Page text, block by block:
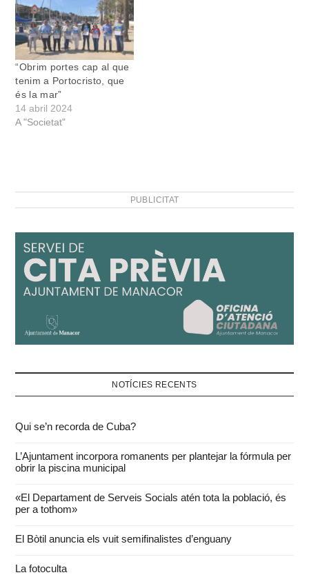
“Obrim portes cap al que
tenim a Portocristo, que
és la mar”
14 abril 2024
A "Societat"
PUBLICITAT
NOTÍCIES RECENTS
Qui se’n recorda de Cuba?
L’Ajuntament incorpora romanents per plantejar la fórmula per
obrir la piscina municipal
«El Departament de Serveis Socials atén tota la població, és
per a tothom»
El Bòtil anuncia els vuit semifinalistes d’enguany
La fotoculta